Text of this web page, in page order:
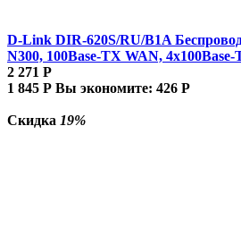
D-Link DIR-620S/RU/B1A
N300, 100Base-TX WAN,
2 271 Р
1 845 Р Вы экономите: 426 Р
Скидка 19%